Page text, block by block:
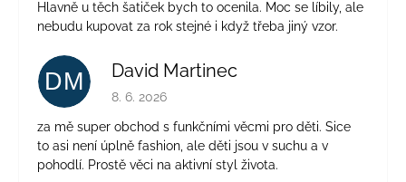
Hlavně u těch šatiček bych to ocenila. Moc se líbily, ale
nebudu kupovat za rok stejné i když třeba jiný vzor.
DM David Martinec
Hodnocení obchodu je 5 z 5 hvězdiček.
8. 6. 2026
za mě super obchod s funkčními věcmi pro děti. Sice
to asi není úplně fashion, ale děti jsou v suchu a v
pohodlí. Prostě věci na aktivní styl života.